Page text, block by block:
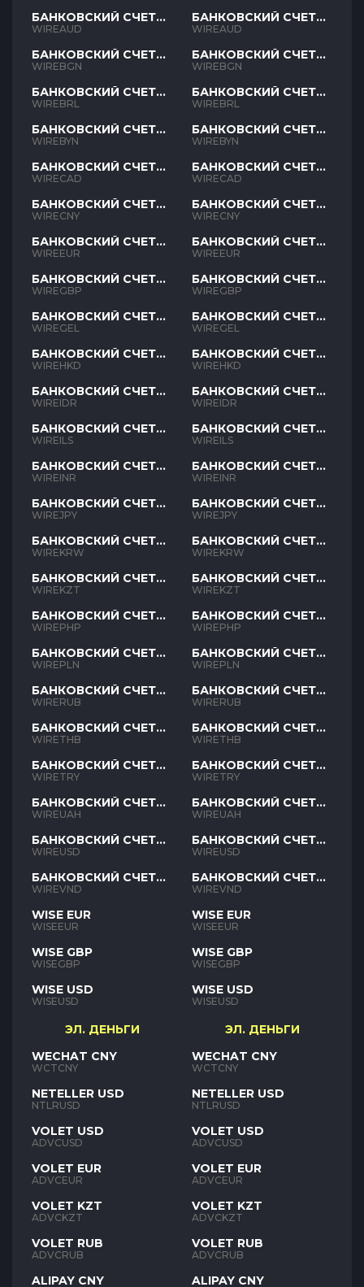
БАНКОВСКИЙ СЧЕТ
AUD
WIREAUD
БАНКОВСКИЙ СЧЕТ
BGN
WIREBGN
БАНКОВСКИЙ СЧЕТ
BRL
WIREBRL
БАНКОВСКИЙ СЧЕТ
BYN
WIREBYN
БАНКОВСКИЙ СЧЕТ
CAD
WIRECAD
БАНКОВСКИЙ СЧЕТ
CNY
WIRECNY
БАНКОВСКИЙ СЧЕТ
EUR
WIREEUR
БАНКОВСКИЙ СЧЕТ
GBP
WIREGBP
БАНКОВСКИЙ СЧЕТ
GEL
WIREGEL
БАНКОВСКИЙ СЧЕТ
HKD
WIREHKD
БАНКОВСКИЙ СЧЕТ
IDR
WIREIDR
БАНКОВСКИЙ СЧЕТ
ILS
WIREILS
БАНКОВСКИЙ СЧЕТ
INR
WIREINR
БАНКОВСКИЙ СЧЕТ
JPY
WIREJPY
БАНКОВСКИЙ СЧЕТ
KRW
WIREKRW
БАНКОВСКИЙ СЧЕТ
KZT
WIREKZT
БАНКОВСКИЙ СЧЕТ
PHP
WIREPHP
БАНКОВСКИЙ СЧЕТ
PLN
WIREPLN
БАНКОВСКИЙ СЧЕТ
RUB
WIRERUB
БАНКОВСКИЙ СЧЕТ
THB
WIRETHB
БАНКОВСКИЙ СЧЕТ
TRY
WIRETRY
БАНКОВСКИЙ СЧЕТ
UAH
WIREUAH
БАНКОВСКИЙ СЧЕТ
USD
WIREUSD
БАНКОВСКИЙ СЧЕТ
VND
WIREVND
WISE EUR
WISEEUR
WISE GBP
WISEGBP
WISE USD
WISEUSD
ЭЛ. ДЕНЬГИ
WECHAT CNY
WCTCNY
NETELLER USD
NTLRUSD
VOLET USD
ADVCUSD
VOLET EUR
ADVCEUR
VOLET KZT
ADVCKZT
VOLET RUB
ADVCRUB
ALIPAY CNY
БАНКОВСКИЙ СЧЕТ
AUD
WIREAUD
БАНКОВСКИЙ СЧЕТ
BGN
WIREBGN
БАНКОВСКИЙ СЧЕТ
BRL
WIREBRL
БАНКОВСКИЙ СЧЕТ
BYN
WIREBYN
БАНКОВСКИЙ СЧЕТ
CAD
WIRECAD
БАНКОВСКИЙ СЧЕТ
CNY
WIRECNY
БАНКОВСКИЙ СЧЕТ
EUR
WIREEUR
БАНКОВСКИЙ СЧЕТ
GBP
WIREGBP
БАНКОВСКИЙ СЧЕТ
GEL
WIREGEL
БАНКОВСКИЙ СЧЕТ
HKD
WIREHKD
БАНКОВСКИЙ СЧЕТ
IDR
WIREIDR
БАНКОВСКИЙ СЧЕТ
ILS
WIREILS
БАНКОВСКИЙ СЧЕТ
INR
WIREINR
БАНКОВСКИЙ СЧЕТ
JPY
WIREJPY
БАНКОВСКИЙ СЧЕТ
KRW
WIREKRW
БАНКОВСКИЙ СЧЕТ
KZT
WIREKZT
БАНКОВСКИЙ СЧЕТ
PHP
WIREPHP
БАНКОВСКИЙ СЧЕТ
PLN
WIREPLN
БАНКОВСКИЙ СЧЕТ
RUB
WIRERUB
БАНКОВСКИЙ СЧЕТ
THB
WIRETHB
БАНКОВСКИЙ СЧЕТ
TRY
WIRETRY
БАНКОВСКИЙ СЧЕТ
UAH
WIREUAH
БАНКОВСКИЙ СЧЕТ
USD
WIREUSD
БАНКОВСКИЙ СЧЕТ
VND
WIREVND
WISE EUR
WISEEUR
WISE GBP
WISEGBP
WISE USD
WISEUSD
ЭЛ. ДЕНЬГИ
WECHAT CNY
WCTCNY
NETELLER USD
NTLRUSD
VOLET USD
ADVCUSD
VOLET EUR
ADVCEUR
VOLET KZT
ADVCKZT
VOLET RUB
ADVCRUB
ALIPAY CNY